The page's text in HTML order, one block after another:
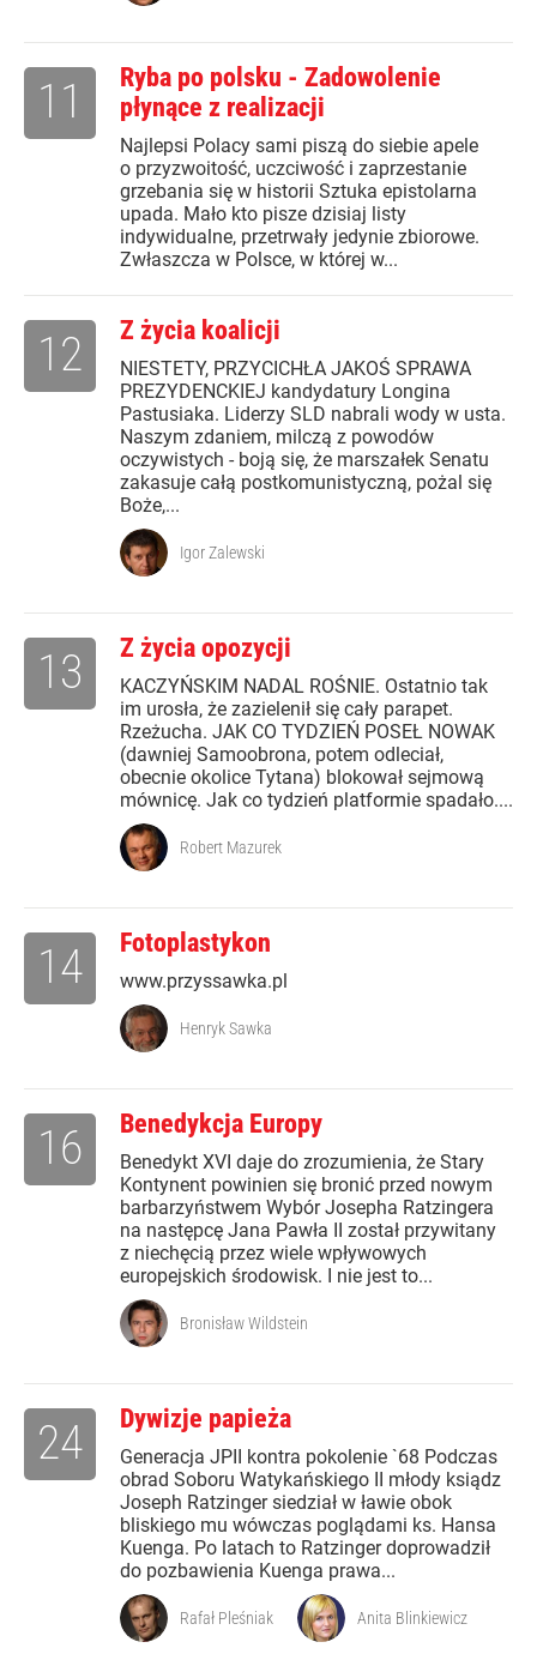
Ryba po polsku - Zadowolenie
płynące z realizacji
Najlepsi Polacy sami piszą do siebie apele
o przyzwoitość, uczciwość i zaprzestanie
grzebania się w historii Sztuka epistolarna
upada. Mało kto pisze dzisiaj listy
indywidualne, przetrwały jedynie zbiorowe.
Zwłaszcza w Polsce, w której w...
11
Z życia koalicji
NIESTETY, PRZYCICHŁA JAKOŚ SPRAWA
PREZYDENCKIEJ kandydatury Longina
Pastusiaka. Liderzy SLD nabrali wody w usta.
Naszym zdaniem, milczą z powodów
oczywistych - boją się, że marszałek Senatu
zakasuje całą postkomunistyczną, pożal się
Boże,...
12
Igor Zalewski
Z życia opozycji
KACZYŃSKIM NADAL ROŚNIE. Ostatnio tak
im urosła, że zazielenił się cały parapet.
Rzeżucha. JAK CO TYDZIEŃ POSEŁ NOWAK
(dawniej Samoobrona, potem odleciał,
obecnie okolice Tytana) blokował sejmową
mównicę. Jak co tydzień platformie spadało....
13
Robert Mazurek
Fotoplastykon
www.przyssawka.pl
14
Henryk Sawka
Benedykcja Europy
Benedykt XVI daje do zrozumienia, że Stary
Kontynent powinien się bronić przed nowym
barbarzyństwem Wybór Josepha Ratzingera
na następcę Jana Pawła II został przywitany
z niechęcią przez wiele wpływowych
europejskich środowisk. I nie jest to...
16
Bronisław Wildstein
Dywizje papieża
Generacja JPII kontra pokolenie `68 Podczas
obrad Soboru Watykańskiego II młody ksiądz
Joseph Ratzinger siedział w ławie obok
bliskiego mu wówczas poglądami ks. Hansa
Kuenga. Po latach to Ratzinger doprowadził
do pozbawienia Kuenga prawa...
24
Rafał Pleśniak Anita Blinkiewicz